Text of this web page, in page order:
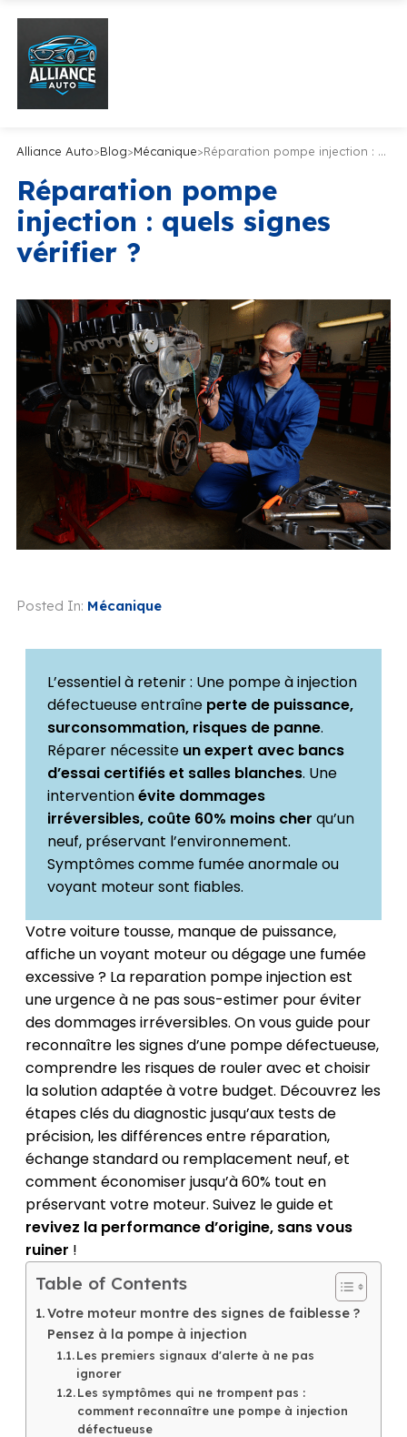
Alliance Auto>Blog>Mécanique> Réparation pompe injection : quels signes vérifier ?
Réparation pompe
injection : quels signes
vérifier ?
Posted In: Mécanique
L’essentiel à retenir : Une pompe à injection
défectueuse entraîne perte de puissance,
surconsommation, risques de panne.
Réparer nécessite un expert avec bancs
d’essai certifiés et salles blanches. Une
interventionévite dommages
irréversibles, coûte 60% moins cher qu’un
neuf, préservant l’environnement.
Symptômes comme fumée anormale ou
voyant moteur sont fiables.
Votre voiture tousse, manque de puissance,
affiche un voyant moteur ou dégage une fumée
excessive ? La reparation pompe injection est
une urgence à ne pas sous-estimer pour éviter
des dommages irréversibles. On vous guide pour
reconnaître les signes d’une pompe défectueuse,
comprendre les risques de rouler avec et choisir
la solution adaptée à votre budget. Découvrez les
étapes clés du diagnostic jusqu’aux tests de
précision, les différences entre réparation,
échange standard ou remplacement neuf, et
comment économiser jusqu’à 60% tout en
préservant votre moteur. Suivez le guide et
revivez la performance d’origine, sans vous
ruiner !
Table of Contents
Votre moteur montre des signes de faiblesse ?
Pensez à la pompe à injection
Les premiers signaux d'alerte à ne pas
ignorer
Les symptômes qui ne trompent pas :
comment reconnaître une pompe à injection
défectueuse